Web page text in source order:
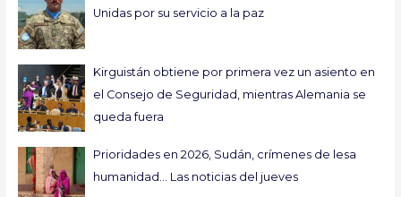
Unidas por su servicio a la paz
Kirguistán obtiene por primera vez un asiento en
el Consejo de Seguridad, mientras Alemania se
queda fuera
Prioridades en 2026, Sudán, crímenes de lesa
humanidad… Las noticias del jueves